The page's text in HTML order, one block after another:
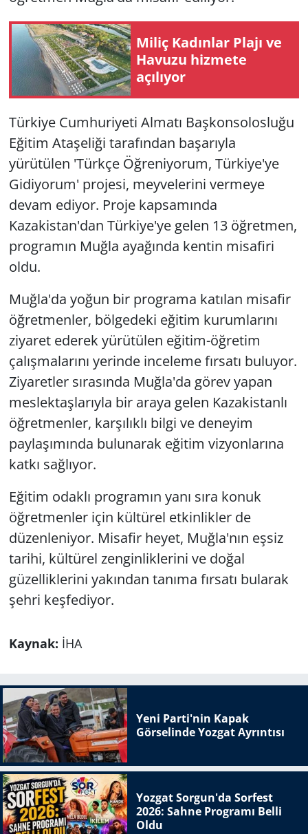
Miliç Kadınlar Plajı ve
Havuzu hizmete
açılıyor
Türkiye Cumhuriyeti Almatı Başkonsolosluğu
Eğitim Ataşeliği tarafından başarıyla
yürütülen 'Türkçe Öğreniyorum, Türkiye'ye
Gidiyorum' projesi, meyvelerini vermeye
devam ediyor. Proje kapsamında
Kazakistan'dan Türkiye'ye gelen 13 öğretmen,
programın Muğla ayağında kentin misafiri
oldu.
Muğla'da yoğun bir programa katılan misafir
öğretmenler, bölgedeki eğitim kurumlarını
ziyaret ederek yürütülen eğitim-öğretim
çalışmalarını yerinde inceleme fırsatı buluyor.
Ziyaretler sırasında Muğla'da görev yapan
meslektaşlarıyla bir araya gelen Kazakistanlı
öğretmenler, karşılıklı bilgi ve deneyim
paylaşımında bulunarak eğitim vizyonlarına
katkı sağlıyor.
Eğitim odaklı programın yanı sıra konuk
öğretmenler için kültürel etkinlikler de
düzenleniyor. Misafir heyet, Muğla'nın eşsiz
tarihi, kültürel zenginliklerini ve doğal
güzelliklerini yakından tanıma fırsatı bularak
şehri keşfediyor.
Kaynak: İHA
Yeni Parti'nin Kapak
Görselinde Yozgat Ayrıntısı
Yozgat Sorgun'da Sorfest
2026: Sahne Programı Belli
Oldu